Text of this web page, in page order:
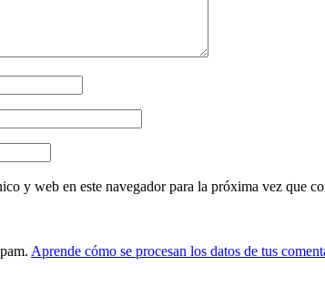
y web en este navegador para la próxima vez que
Aprende cómo se procesan los datos de tus